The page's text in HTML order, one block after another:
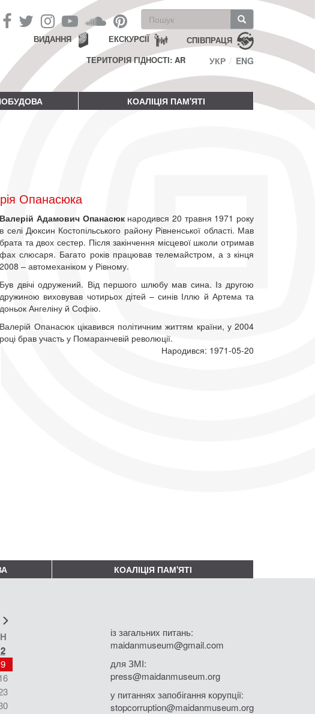
Пошукова
форма
Пошук СПІВПРАЦЯ
ЕКСКУРСІЇ
ВИДАННЯ
ТЕРИТОРІЯ ГІДНОСТІ: AR
УКР ENG
КОАЛІЦІЯ ПАМ'ЯТІ
Опанасюка
Валерій Адамович Опанасюкнародився 20 травня 1971 року
в селі Дюксин Костопільського району Рівненської області. Мав
брата та двох сестер. Після закінчення місцевої школи отримав
фах слюсаря. Багато років працював телемайстром, а з кінця
2008 – автомеханіком у Рівному.
Був двічі одружений. Від першого шлюбу мав сина. Із другою
дружиною виховував чотирьох дітей – синів Іллю й Артема та
доньок Ангеліну й Софію.
Валерій Опанасюк цікавився політичним життям країни, у 2004
році брав участь у Помаранчевій революції.
Народився: 1971-05-20
КОАЛІЦІЯ ПАМ'ЯТІ
Попер
Н
2
9
із загальних питань:
maidanmuseum@gmail.com
для ЗМІ:
press@maidanmuseum.org
у питаннях запобігання корупції:
stopcorruption@maidanmuseum.org